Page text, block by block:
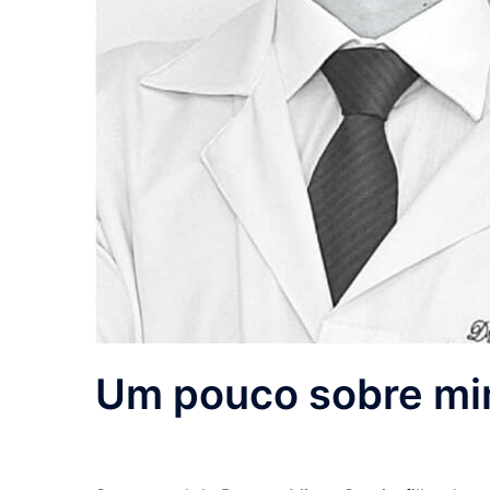
Um pouco sobre